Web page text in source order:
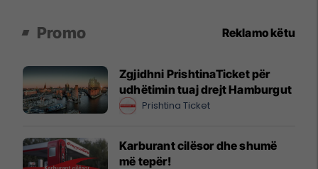
Promo Reklamo këtu
Zgjidhni PrishtinaTicket për
udhëtimin tuaj drejt Hamburgut
Prishtina Ticket
Karburant cilësor dhe shumë
më tepër!